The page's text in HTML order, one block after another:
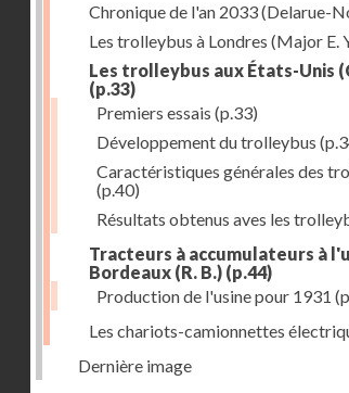
Chronique de l'an 2033 (Delarue-
Les trolleybus à Londres (Major E.
Les trolleybus aux États-Unis
(p.33)
Premiers essais (p.33)
Développement du trolleybus
Caractéristiques générales des
(p.40)
Résultats obtenus aves les
Tracteurs à accumulateurs à
Bordeaux (R. B.) (p.44)
Production de l'usine pour 1931
Les chariots-camionnettes
Dernière image